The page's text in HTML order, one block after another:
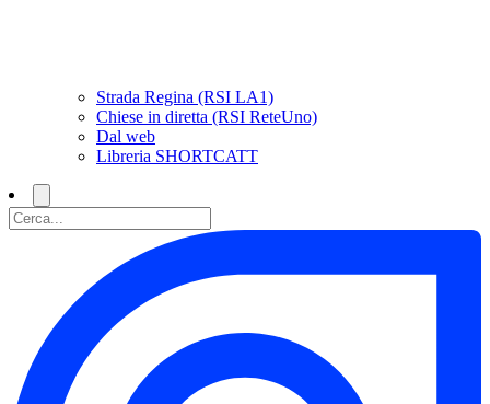
Strada Regina (RSI LA1)
Chiese in diretta (RSI ReteUno)
Dal web
Libreria SHORTCATT